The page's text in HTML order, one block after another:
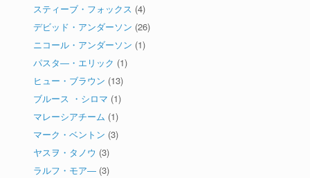
スティーブ・フォックス (4)
デビッド・アンダーソン (26)
ニコール・アンダーソン (1)
パスタ―・エリック (1)
ヒュー・ブラウン (13)
ブルース ・シロマ (1)
マレーシアチーム (1)
マーク・ベントン (3)
ヤスヲ・タノウ (3)
ラルフ・モア― (3)